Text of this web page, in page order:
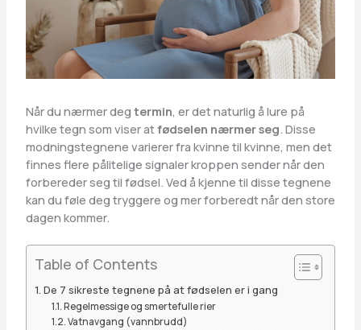
Når du nærmer deg termin, er det naturlig å lure på
hvilke tegn som viser atfødselen nærmer seg. Disse
modningstegnene varierer fra kvinne til kvinne, men det
finnes flere pålitelige signaler kroppen sender når den
forbereder seg til fødsel. Ved å kjenne til disse tegnene
kan du føle deg tryggere og mer forberedt når den store
dagen kommer.
Table of Contents
De 7 sikreste tegnene på at fødselen er i gang
Regelmessige og smertefulle rier
Vatnavgang (vannbrudd)